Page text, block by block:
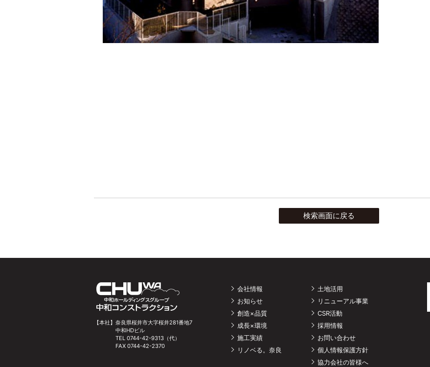
検索画面に戻る
【本社】 奈良県桜井市大字桜井281番地7
中和HDビル
TEL 0744-42-9313（代）
FAX 0744-42-2370
会社情報
お知らせ
創造×品質
成長×環境
施工実績
リノベる。奈良
土地活用
リニューアル事業
CSR活動
採用情報
お問い合わせ
個人情報保護方針
協力会社の皆様へ